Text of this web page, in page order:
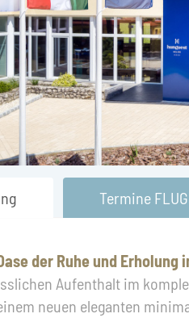
Termine FLUG
der Ruhe und Erholung
Aufenthalt im
neuen eleganten